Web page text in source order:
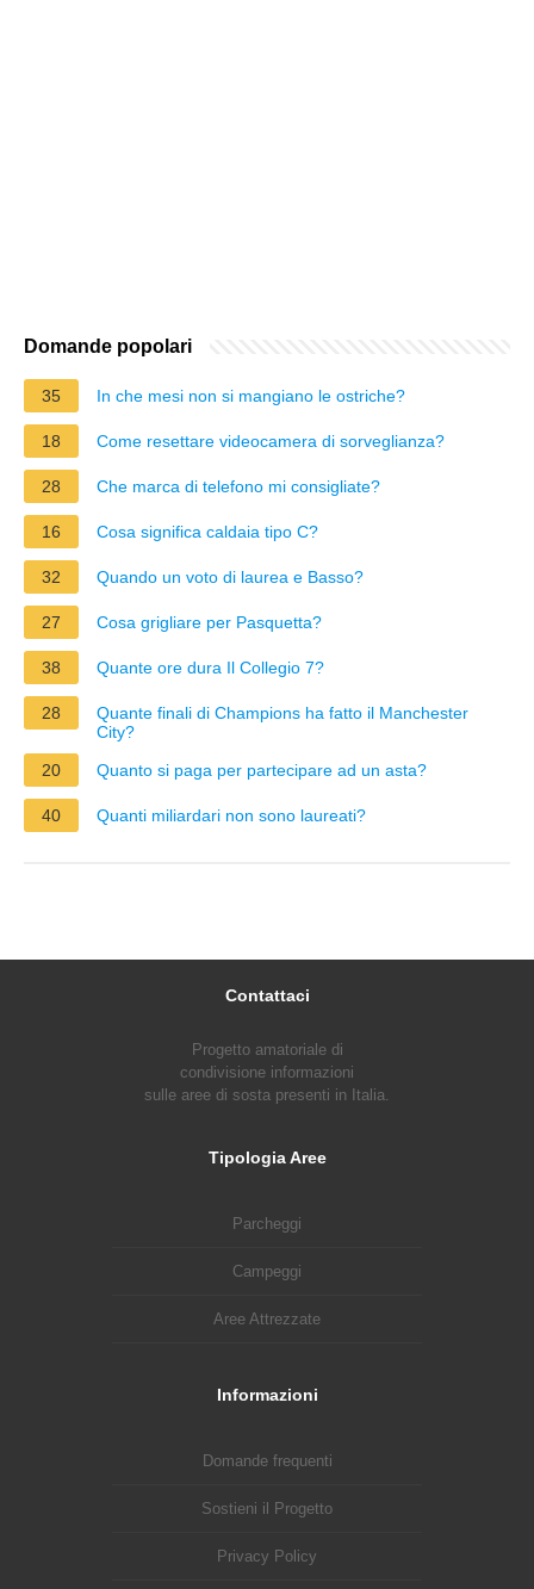
Domande popolari
35 In che mesi non si mangiano le ostriche?
18 Come resettare videocamera di sorveglianza?
28 Che marca di telefono mi consigliate?
16 Cosa significa caldaia tipo C?
32 Quando un voto di laurea e Basso?
27 Cosa grigliare per Pasquetta?
38 Quante ore dura Il Collegio 7?
28
Quante finali di Champions ha fatto il Manchester
City?
20
Quanto si paga per partecipare ad un asta?
40 Quanti miliardari non sono laureati?
Contattaci
Progetto amatoriale di
condivisione informazioni
sulle aree di sosta presenti in Italia.
Tipologia Aree
Parcheggi
Campeggi
Aree Attrezzate
Informazioni
Domande frequenti
Sostieni il Progetto
Privacy Policy